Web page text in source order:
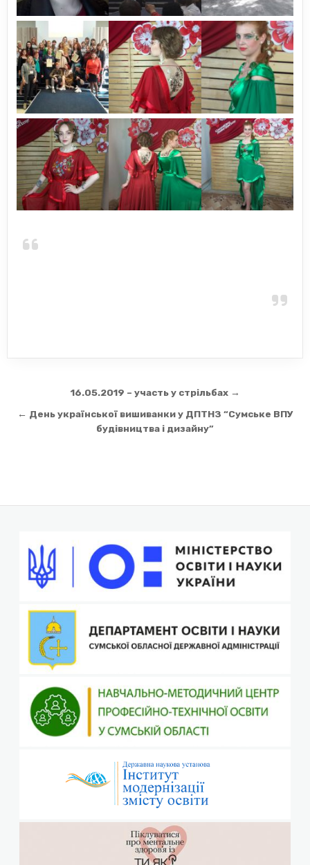
Навігація
записів
16.05.2019 – участь у стрільбах →
← День української вишиванки у ДПТНЗ “Сумське ВПУ
будівництва і дизайну”